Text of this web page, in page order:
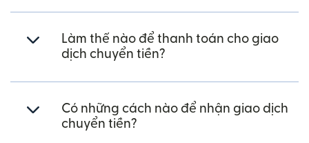
Làm thế nào để thanh toán cho giao
dịch chuyển tiền?
Có những cách nào để nhận giao dịch
chuyển tiền?